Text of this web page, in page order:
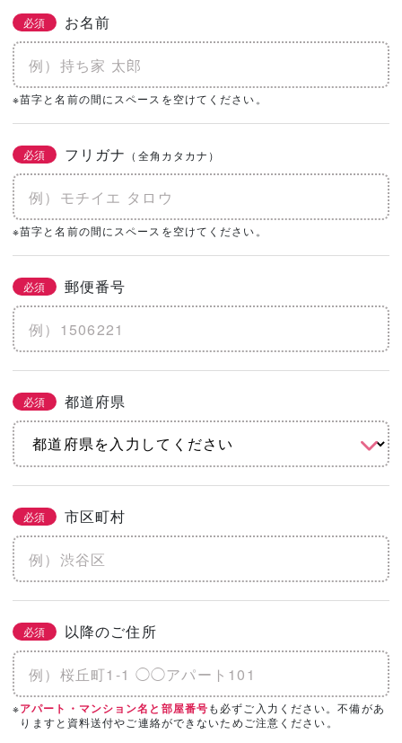
必須 お名前
※苗字と名前の間にスペースを空けてください。
必須 フリガナ （全角カタカナ）
※苗字と名前の間にスペースを空けてください。
必須 郵便番号
必須 都道府県
必須 市区町村
必須 以降のご住所
※アパート・マンション名と部屋番号も必ずご入力ください。不備があ
りますと資料送付やご連絡ができないためご注意ください。